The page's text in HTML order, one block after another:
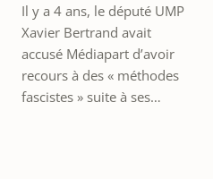
Il y a 4 ans, le député UMP
Xavier Bertrand avait
accusé Médiapart d’avoir
recours à des « méthodes
fascistes » suite à ses…